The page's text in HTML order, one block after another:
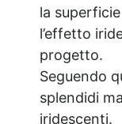
la
l’effetto
progetto.
Seguendo
splendidi
iridescenti.